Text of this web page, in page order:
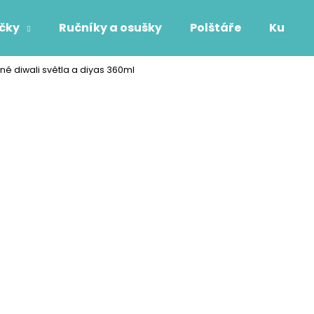
Ručníky a osušky Polštáře
diwali světla a diyas 360ml
Co potřebujete najít?